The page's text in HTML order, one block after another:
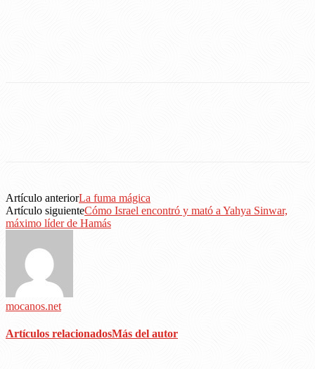
Artículo anteriorLa fuma mágica
Artículo siguienteCómo Israel encontró y mató a Yahya Sinwar,
máximo líder de Hamás
mocanos.net
Artículos relacionadosMás del autor